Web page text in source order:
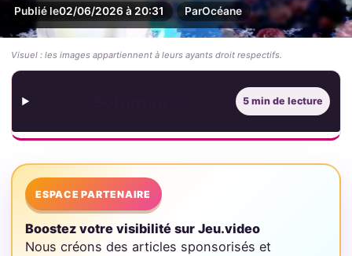
Publié le02/06/2026 à 20:31 ParOcéane
Visuel : les images appartiennent à leurs ayants droit respectifs.
5 min de lecture
ESPACE PARTENAIRE
Boostez votre visibilité sur Jeu.video
Nous créons des articles sponsorisés et